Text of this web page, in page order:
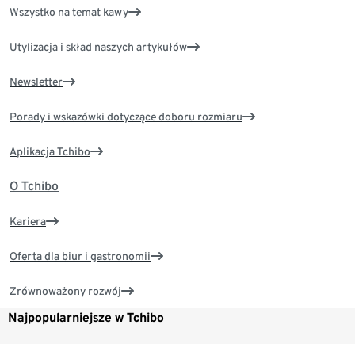
Wszystko na temat kawy
Utylizacja i skład naszych artykułów
Newsletter
Porady i wskazówki dotyczące doboru rozmiaru
Aplikacja Tchibo
O Tchibo
Kariera
Oferta dla biur i gastronomii
Zrównoważony rozwój
Najpopularniejsze w Tchibo